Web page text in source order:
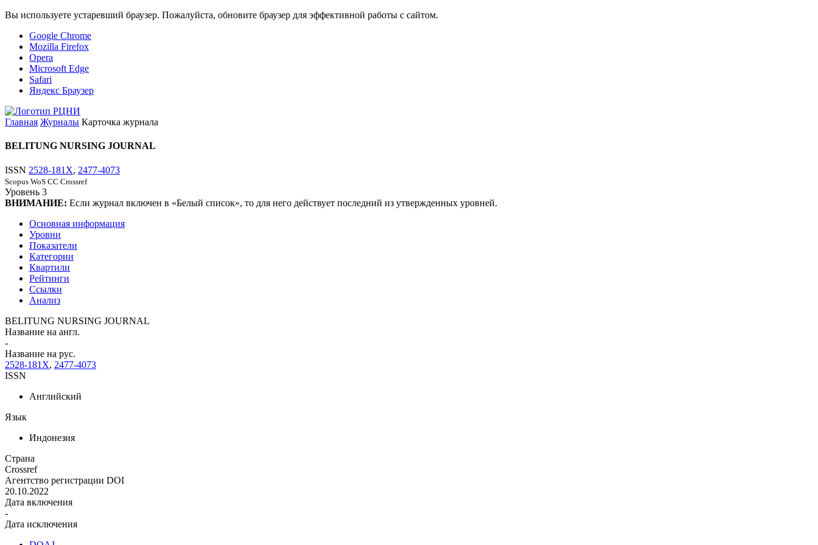
Вы используете устаревший браузер. Пожалуйста, обновите браузер для эффективной работы с сайтом.
Google Chrome
Mozilla Firefox
Opera
Microsoft Edge
Safari
Яндекс Браузер
Главная Журналы Карточка журнала
BELITUNG NURSING JOURNAL
ISSN 2528-181X, 2477-4073
Scopus WoS CC Crossref
Уровень 3
ВНИМАНИЕ: Если журнал включен в «Белый список», то для него действует последний из утвержденных уровней.
Основная информация
Уровни
Показатели
Категории
Квартили
Рейтинги
Ссылки
Анализ
BELITUNG NURSING JOURNAL
Название на англ.
-
Название на рус.
2528-181X, 2477-4073
ISSN
Английский
Язык
Индонезия
Страна
Crossref
Агентство регистрации DOI
20.10.2022
Дата включения
-
Дата исключения